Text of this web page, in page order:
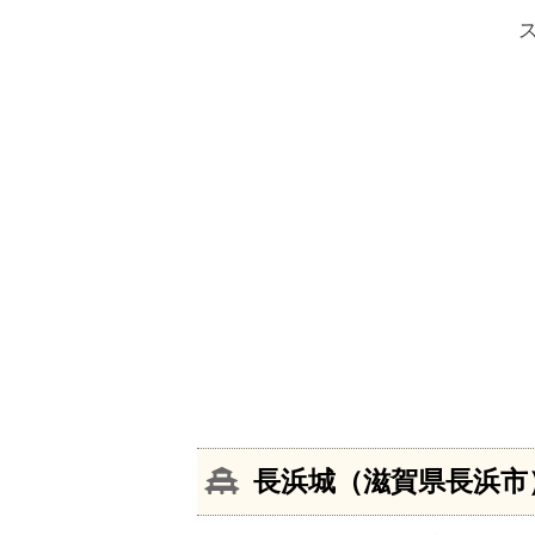
長浜城（滋賀県長浜市